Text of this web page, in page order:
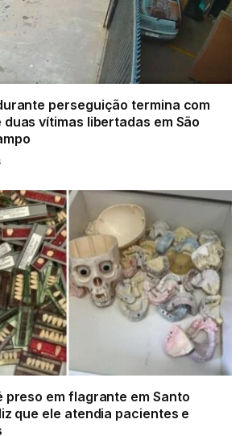
perseguição termina com
vítimas libertadas em São
preso em flagrante em Santo
que ele atendia pacientes e